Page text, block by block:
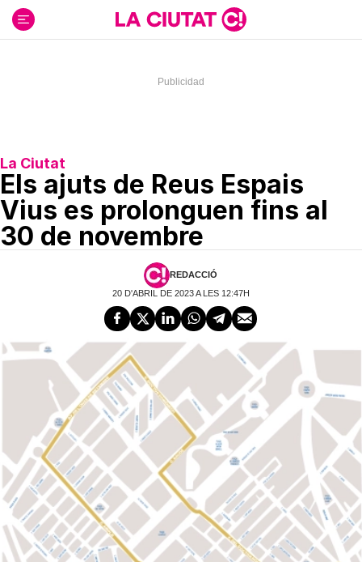
contenido
La Ciutat
Els ajuts de Reus Espais
Vius es prolonguen fins al
30 de novembre
REDACCIÓ
20 D'ABRIL DE 2023 A LES 12:47H